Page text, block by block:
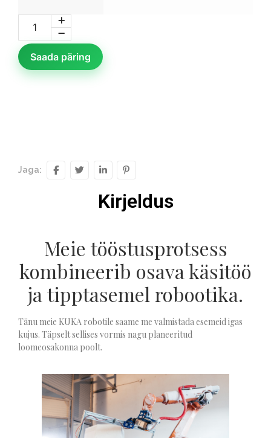
Saada päring
Jaga:
Kirjeldus
Meie tööstusprotsess
kombineerib osava käsitöö
ja tipptasemel robootika.
Tänu meie KUKA robotile saame me valmistada esemeid igas
kujus. Täpselt sellises vormis nagu planeeritud
loomeosakonna poolt.